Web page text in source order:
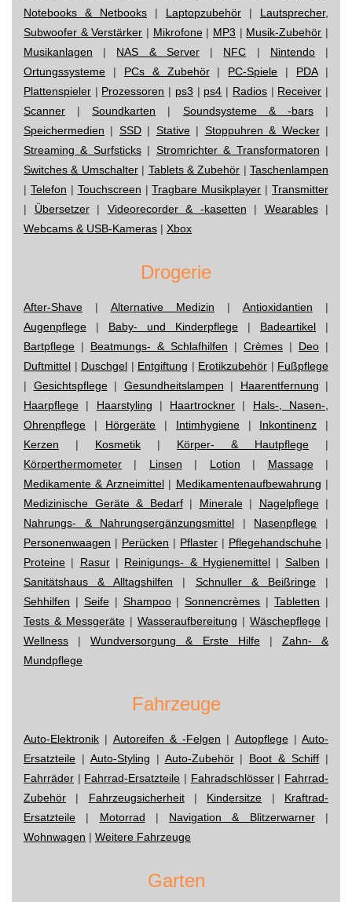
Notebooks & Netbooks | Laptopzubehör | Lautsprecher,
Subwoofer & Verstärker | Mikrofone| MP3 | Musik-Zubehör |
Musikanlagen | NAS & Server| NFC | Nintendo|
Ortungssysteme | PCs & Zubehör| PC-Spiele | PDA|
Plattenspieler | Prozessoren | ps3 | ps4 | Radios| Receiver |
Scanner |Soundkarten | Soundsysteme & -bars|
Speichermedien | SSD| Stative| Stoppuhren & Wecker|
Streaming & Surfsticks| Stromrichter & Transformatoren |
Switches & Umschalter| Tablets & Zubehör | Taschenlampen
| Telefon | Touchscreen |Tragbare Musikplayer | Transmitter
| Übersetzer| Videorecorder & -kasetten | Wearables|
Webcams & USB-Kameras | Xbox
Drogerie
After-Shave | Alternative Medizin | Antioxidantien |
Augenpflege | Baby- und Kinderpflege | Badeartikel |
Bartpflege | Beatmungs- & Schlafhilfen | Crèmes | Deo |
Duftmittel | Duschgel | Entgiftung | Erotikzubehör | Fußpflege
| Gesichtspflege| Gesundheitslampen | Haarentfernung |
Haarpflege | Haarstyling | Haartrockner | Hals-, Nasen-,
Ohrenpflege | Hörgeräte | Intimhygiene| Inkontinenz |
Kerzen | Kosmetik | Körper- & Hautpflege |
Körperthermometer | Linsen | Lotion | Massage|
Medikamente & Arzneimittel| Medikamentenaufbewahrung |
Medizinische Geräte & Bedarf| Minerale| Nagelpflege|
Nahrungs- & Nahrungsergänzungsmittel | Nasenpflege |
Personenwaagen | Perücken | Pflaster | Pflegehandschuhe |
Proteine | Rasur| Reinigungs- & Hygienemittel | Salben |
Sanitätshaus & Alltagshilfen | Schnuller & Beißringe|
Sehhilfen | Seife| Shampoo|Sonnencrèmes |Tabletten |
Tests & Messgeräte | Wasseraufbereitung | Wäschepflege |
Wellness |Wundversorgung & Erste Hilfe| Zahn- &
Mundpflege
Fahrzeuge
Auto-Elektronik | Autoreifen & -Felgen | Autopflege| Auto-
Ersatzteile | Auto-Styling | Auto-Zubehör| Boot & Schiff |
Fahrräder | Fahrrad-Ersatzteile | Fahradschlösser| Fahrrad-
Zubehör | Fahrzeugsicherheit| Kindersitze | Kraftrad-
Ersatzteile | Motorrad | Navigation & Blitzerwarner|
Wohnwagen | Weitere Fahrzeuge
Garten